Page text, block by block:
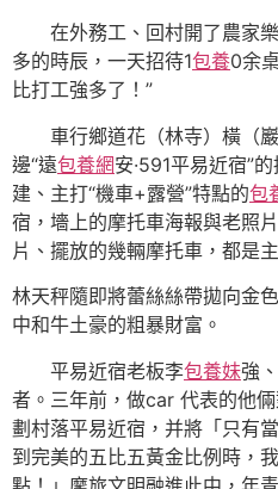
在外務工、回村開了農家
多的時辰，一天招待1包養0余
比打工強多了！”
車行鄉道花（林寺）橫（
邊“遠包養網安·591平易近宿”
建、主打“機車+露營”特點的包
宿，墻上的摩托車海報與老照
片、擺放的幾輛摩托車，都是
林天秤隨即將蕾絲絲帶拋向金
中和牛土豪的粗暴財富。
平易近宿老板李包養妹強
者。三年前，做car 代表的他
劃村落平易近宿，并將「只有
到完美的五比五黃金比例時，